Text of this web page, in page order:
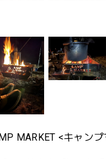
MARKET <キャン